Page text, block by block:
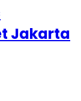
Jakarta